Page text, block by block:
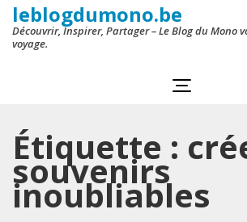
leblogdumono.be
Découvrir, Inspirer, Partager – Le Blog du Mono
voyage.
Étiquette :
souvenirs
inoubliables